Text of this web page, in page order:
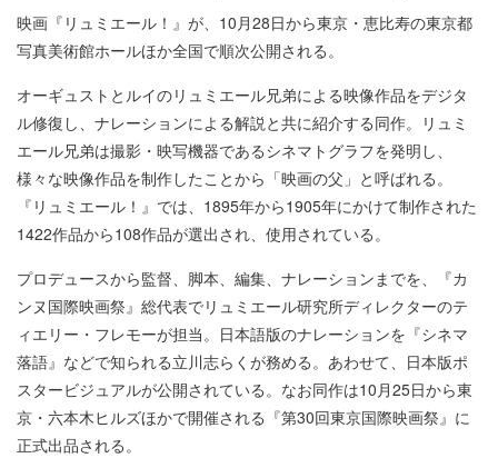
映画『リュミエール！』が、10月28日から東京・恵比寿の東京都
写真美術館ホールほか全国で順次公開される。
オーギュストとルイのリュミエール兄弟による映像作品をデジタ
ル修復し、ナレーションによる解説と共に紹介する同作。リュミ
エール兄弟は撮影・映写機器であるシネマトグラフを発明し、
様々な映像作品を制作したことから「映画の父」と呼ばれる。
『リュミエール！』では、1895年から1905年にかけて制作された
1422作品から108作品が選出され、使用されている。
プロデュースから監督、脚本、編集、ナレーションまでを、『カ
ンヌ国際映画祭』総代表でリュミエール研究所ディレクターのテ
ィエリー・フレモーが担当。日本語版のナレーションを『シネマ
落語』などで知られる立川志らくが務める。あわせて、日本版ポ
スタービジュアルが公開されている。なお同作は10月25日から東
京・六本木ヒルズほかで開催される『第30回東京国際映画祭』に
正式出品される。